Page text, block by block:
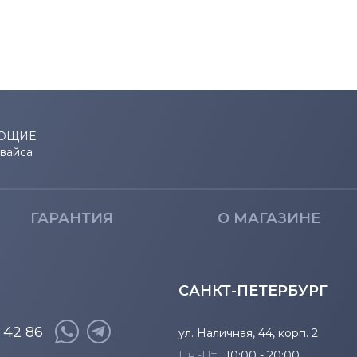
ГАРАНТИЯ О МАГАЗИНЕ
42 86
САНКТ-ПЕТЕРБУРГ
ул. Наличная, 44, корп. 2